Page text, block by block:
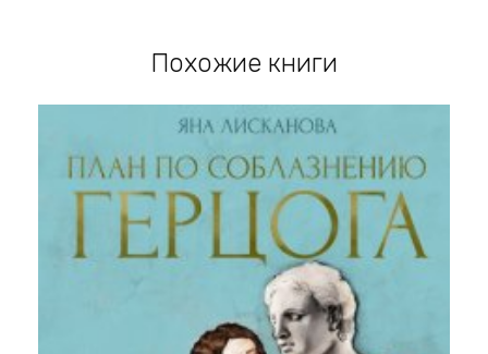
Похожие книги